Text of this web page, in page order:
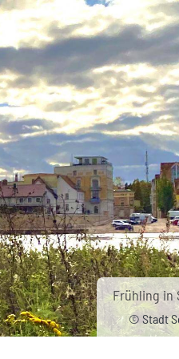
Frühling in
© Stadt